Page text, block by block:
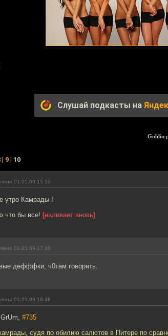
Слушай подкасты на
Goblin
| 9 | 10
01.01.09 15:15
утро Камрады !
что бы все! [наливает вновь]
01.01.09 17:43
дефффки, ч0там говорить.
01.01.09 18:48
#735
судя по обилию салютов в Питере по